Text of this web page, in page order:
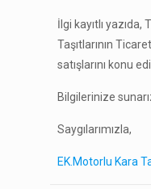
İlgi kayıtlı
Taşıtlarının
satışlarını konu
Bilgilerinize
Saygılarımızla,
EK.Motorlu Kara